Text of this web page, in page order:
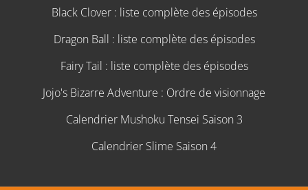
Black Clover : liste complète des épisodes
Dragon Ball : liste complète des épisodes
Fairy Tail : liste complète des épisodes
Jojo's Bizarre Adventure : Ordre de visionnage
Calendrier Mushoku Tensei Saison 3
Calendrier Slime Saison 4